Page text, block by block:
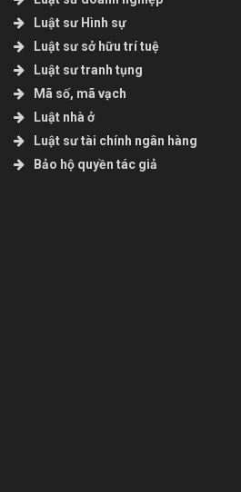
Luật sư Hình sự
Luật sư sở hữu trí tuệ
Luật sư tranh tụng
Mã số, mã vạch
Luật nhà ở
Luật sư tài chính ngân hàng
Bảo hộ quyền tác giả